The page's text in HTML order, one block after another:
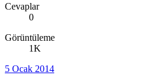
Cevaplar
0
Görüntüleme
1K
5 Ocak 2014